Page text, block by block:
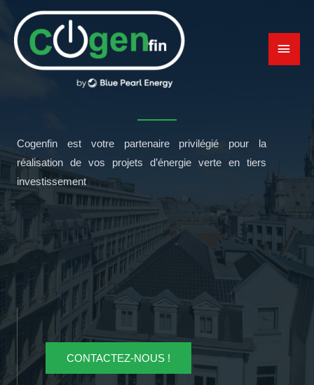
contenu
Cogenfin est votre partenaire privilégié pour la
réalisation de vos projets d’énergie verte en tiers
investissement
CONTACTEZ-NOUS !